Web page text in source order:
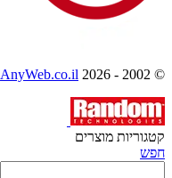
© 2002 - 2026 TopMarket.co.il - Powered by
AnyWeb.co.il
קטגוריות מוצרים
חפש